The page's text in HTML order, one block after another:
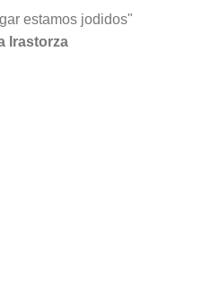
estamos jodidos"
Irastorza